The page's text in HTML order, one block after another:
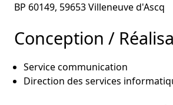
BP 60149, 59653 Villeneuve d'Ascq
Conception /
Service communication
Direction des services